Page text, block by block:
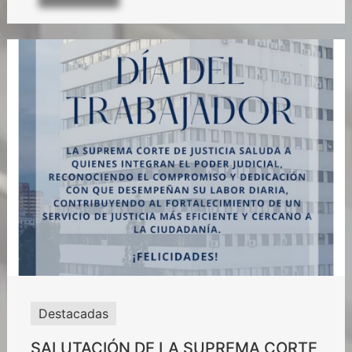
Destacadas
SALUTACIÓN DE LA SUPREMA CORTE